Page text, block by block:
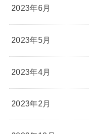
2023年6月
2023年5月
2023年4月
2023年2月